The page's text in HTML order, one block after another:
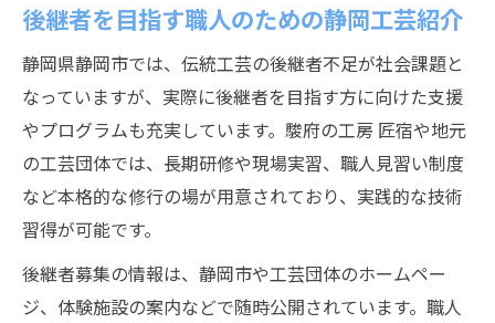
後継者を目指す職人のための静岡工芸紹介
静岡県静岡市では、伝統工芸の後継者不足が社会課題と
なっていますが、実際に後継者を目指す方に向けた支援
やプログラムも充実しています。駿府の工房 匠宿や地元
の工芸団体では、長期研修や現場実習、職人見習い制度
など本格的な修行の場が用意されており、実践的な技術
習得が可能です。
後継者募集の情報は、静岡市や工芸団体のホームペー
ジ、体験施設の案内などで随時公開されています。職人